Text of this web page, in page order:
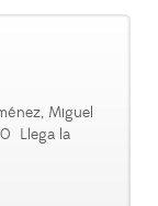
Miguel
Llega la